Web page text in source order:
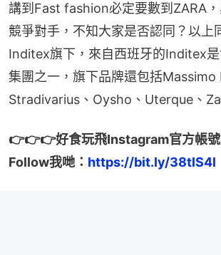
講到Fast fashion必定要數到ZARA
競爭對手，不知大家是否認同？以上
Inditex旗下，來自西班牙的Inditex
集團之一，旗下品牌還包括Massimo
Stradivarius、Oysho、Uterque、
👉👉👉好食玩飛Instagram官方帳
Follow我哋： https://bit.ly/38tlS4l